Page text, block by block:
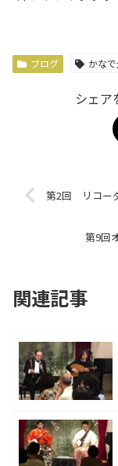
ブログ かな
シェア
第2回 リコー
第9回
関連記事